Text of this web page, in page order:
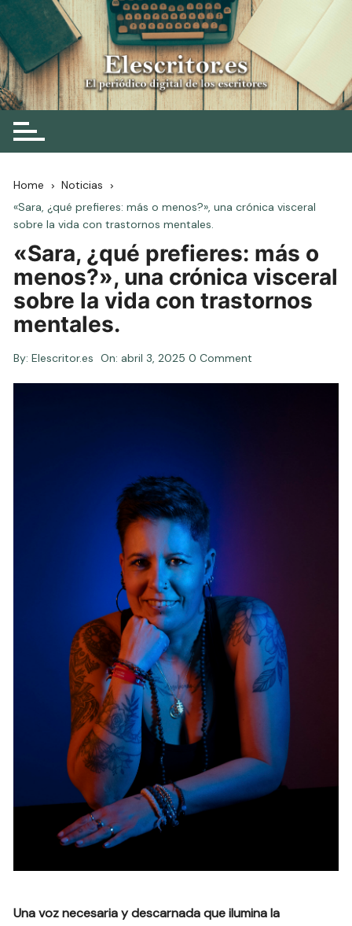
Skip
to
content
Elescritor.es
El periódico digital de los escritores
Home
Noticias
«Sara, ¿qué prefieres: más o menos?», una crónica visceral
sobre la vida con trastornos mentales.
«Sara, ¿qué prefieres: más o
menos?», una crónica visceral
sobre la vida con trastornos
mentales.
By: Elescritor.es On: abril 3, 2025 0 Comment
Una voz necesaria y descarnada que ilumina la